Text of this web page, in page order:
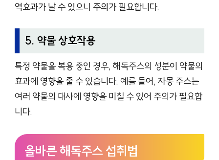
역효과가 날 수 있으니 주의가 필요합니다.
5. 약물 상호작용
특정 약물을 복용 중인 경우, 해독주스의 성분이 약물의
효과에 영향을 줄 수 있습니다. 예를 들어, 자몽 주스는
여러 약물의 대사에 영향을 미칠 수 있어 주의가 필요합
니다.
올바른 해독주스 섭취법